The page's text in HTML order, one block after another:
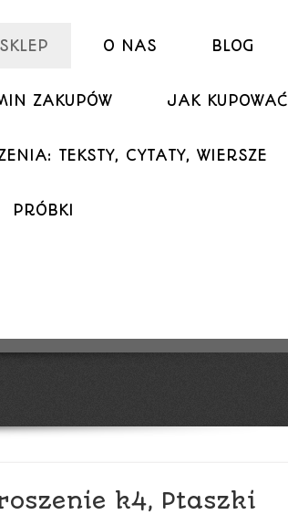
SKLEP O NAS BLOG
ZAKUPÓW JAK KUPOWAĆ
TEKSTY, CYTATY, WIERSZE
PRÓBKI
k4, Ptaszki